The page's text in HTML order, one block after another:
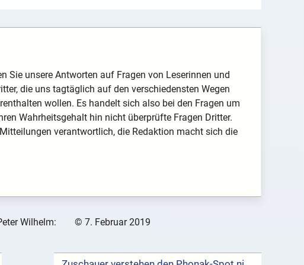
Sie unsere Antworten auf Fragen von Leserinnen und
die uns tagtäglich auf den verschiedensten Wegen
wollen. Es handelt sich also bei den Fragen um
Wahrheitsgehalt hin nicht überprüfte Fragen Dritter.
verantwortlich, die Redaktion macht sich die
Wilhelm: © 7. Februar 2019